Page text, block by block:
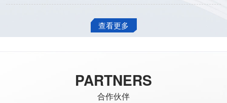
查看更多
PARTNERS
合作伙伴